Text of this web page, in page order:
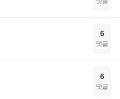
6
댓글
6
댓글